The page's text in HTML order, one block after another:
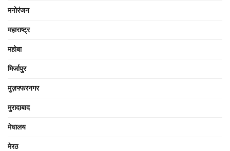
मनोरंजन
महाराष्ट्र
महोबा
मिर्जापुर
मुज़फ्फरनगर
मुरादाबाद
मेघालय
मेरठ